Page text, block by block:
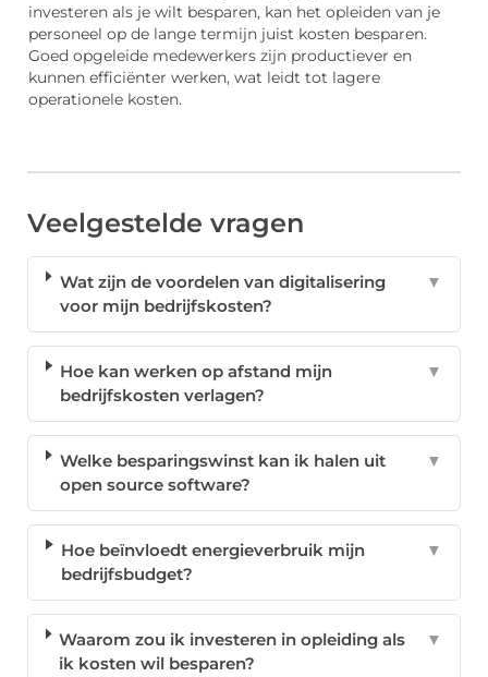
investeren als je wilt besparen, kan het opleiden van je
personeel op de lange termijn juist kosten besparen.
Goed opgeleide medewerkers zijn productiever en
kunnen efficiënter werken, wat leidt tot lagere
operationele kosten.
Veelgestelde vragen
Wat zijn de voordelen van digitalisering
voor mijn bedrijfskosten?
▼
Hoe kan werken op afstand mijn
bedrijfskosten verlagen?
▼
Welke besparingswinst kan ik halen uit
open source software?
▼
Hoe beïnvloedt energieverbruik mijn
bedrijfsbudget?
▼
Waarom zou ik investeren in opleiding als
ik kosten wil besparen?
▼